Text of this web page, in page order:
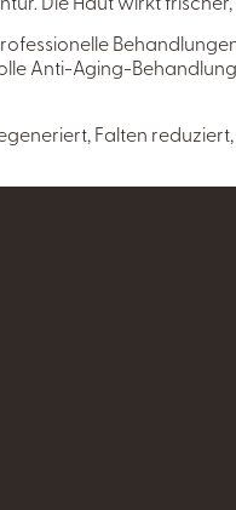
Anti-Aging-
Falten